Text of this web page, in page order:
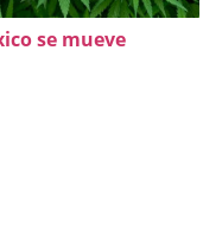
se mueve